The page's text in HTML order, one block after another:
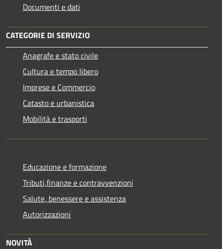
Documenti e dati
CATEGORIE DI SERVIZIO
Anagrafe e stato civile
Cultura e tempo libero
Imprese e Commercio
Catasto e urbanistica
Mobilità e trasporti
Educazione e formazione
Tributi,finanze e contravvenzioni
Salute, benessere e assistenza
Autorizzazioni
NOVITÀ